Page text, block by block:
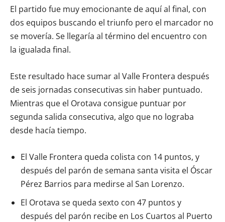
El partido fue muy emocionante de aquí al final, con
dos equipos buscando el triunfo pero el marcador no
se movería. Se llegaría al término del encuentro con
la igualada final.
Este resultado hace sumar al Valle Frontera después
de seis jornadas consecutivas sin haber puntuado.
Mientras que el Orotava consigue puntuar por
segunda salida consecutiva, algo que no lograba
desde hacía tiempo.
El Valle Frontera queda colista con 14 puntos, y
después del parón de semana santa visita el Óscar
Pérez Barrios para medirse al San Lorenzo.
El Orotava se queda sexto con 47 puntos y
después del parón recibe en Los Cuartos al Puerto